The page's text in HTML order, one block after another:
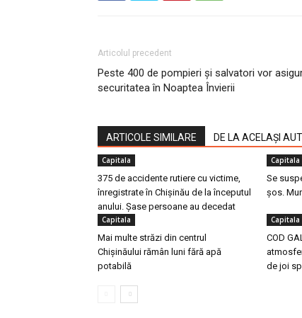
Articolul precedent
Peste 400 de pompieri și salvatori vor
securitatea în Noaptea Învierii
ARTICOLE SIMILARE DE LA ACELAȘI
Capitala
375 de accidente rutiere cu victime,
înregistrate în Chișinău de la începutul
anului. Șase persoane au decedat
Capitala
Se
șos.
Capitala
Mai multe străzi din centrul
Chișinăului rămân luni fără apă
potabilă
Capitala
COD
de joi